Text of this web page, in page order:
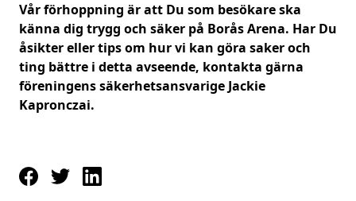
Vår förhoppning är att Du som besökare ska
känna dig trygg och säker på Borås Arena. Har Du
åsikter eller tips om hur vi kan göra saker och
ting bättre i detta avseende, kontakta gärna
föreningens säkerhetsansvarige Jackie
Kapronczai.